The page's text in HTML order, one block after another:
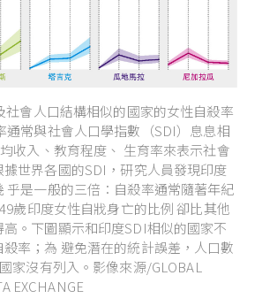
社會人口結構相似的國家的女性自殺率
通常與社會人口學指數（SDI）息息相
收入、教育程度、 生育率來表示社會
據世界各國的SDI，研究人員發現印度
乎是一般的三倍：自殺率通常隨著年紀
歲印度女性自戕身亡的比例 卻比其他
。下圖顯示和印度SDI相似的國家不
率；為 避免潛在的統計誤差，人口數
家沒有列入。影像來源/GLOBAL
EXCHANGE